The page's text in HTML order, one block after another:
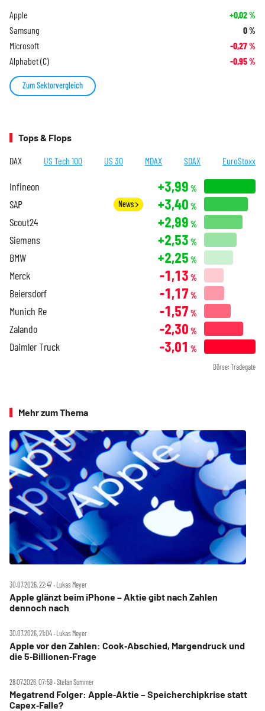
Apple +0,02%
Samsung 0%
Microsoft -0,27%
Alphabet (C) -0,95%
Zum Sektorvergleich
Tops & Flops
DAX US Tech 100 US 30 MDAX SDAX EuroStoxx
Infineon +3,99 %
SAP News +3,40 %
Scout24 +2,99 %
Siemens +2,53 %
BMW +2,25 %
Merck -1,13 %
Beiersdorf -1,17 %
Munich Re -1,57 %
Zalando -2,30 %
Daimler Truck -3,01 %
Börse: Tradegate
Mehr zum Thema
30.07.2026, 22:47 ‧ Lukas Meyer
Apple glänzt beim iPhone – Aktie gibt nach Zahlen
dennoch nach
30.07.2026, 21:04 ‧ Lukas Meyer
Apple vor den Zahlen: Cook‑Abschied, Margendruck und
die 5‑Billionen‑Frage
28.07.2026, 07:59 ‧ Stefan Sommer
Megatrend Folger: Apple‑Aktie – Speicherchipkrise statt
Capex‑Falle?